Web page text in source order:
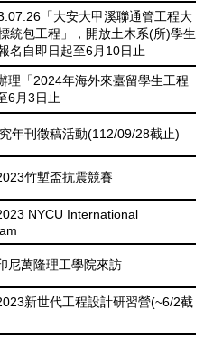
「大安大甲溪聯通管工程大
統包工程」，開放土木系(所)學生
名自即日起至6月10日止
理「2024年海外來臺留學生工程
6月3日止
年刊徵稿活動(112/09/28截止)
竹塹盃抗震競賽
NYCU International
尼萬隆理工學院來訪
新世代工程設計研習營(~6/2截